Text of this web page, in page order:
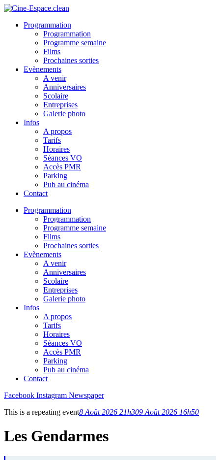
Aller
contenuProgrammation
Programmation
Programme semaine
Films
Prochaines sorties
Evènements
A venir
Anniversaires
Scolaire
Entreprises
Galerie photo
Infos
A propos
Tarifs
Horaires
Séances VO
Accès PMR
Parking
Pub au cinéma
Contact
Programmation
Programmation
Programme semaine
Films
Prochaines sorties
Evènements
A venir
Anniversaires
Scolaire
Entreprises
Galerie photo
Infos
A propos
Tarifs
Horaires
Séances VO
Accès PMR
Parking
Pub au cinéma
Contact
Facebook Instagram Newspaper
This is a repeating event8 Août 2026 21h309 Août 2026 16h50
Les Gendarmes